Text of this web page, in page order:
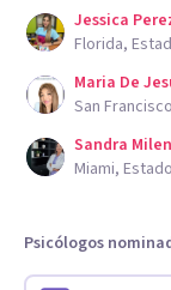
Jessica
Florida,
Maria De
San
Sandra
Miami,
Psicólogos